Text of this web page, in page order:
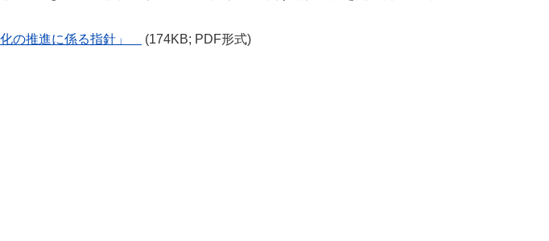
の推進に係る指針」
(174KB; PDF形式)